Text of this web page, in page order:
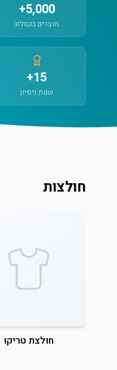
5,000+
מוצרים בקטלוג
15+
שנות ניסיון
חולצות
חולצת טריקו